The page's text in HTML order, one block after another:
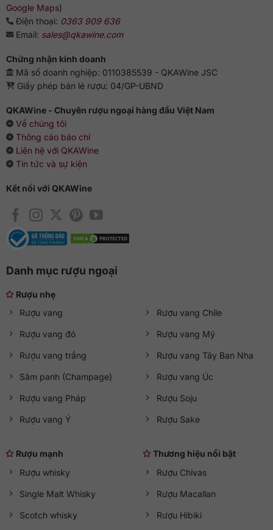
Google Maps)
Điện thoại: 0363 909 636
Email: sales@qkawine.com
Chứng nhận kinh doanh
Mã số doanh nghiệp: 0110385539 - QKAWine JSC
Giấy phép bán lẻ rượu: 04/GP-UBND
QKAWine - Chuyên rượu ngoại hàng đầu Việt Nam
Về chúng tôi
Thông cáo báo chí
Liên hệ với QKAWine
Tin tức và sự kiện
Kết nối với QKAWine
Danh mục rượu ngoại
Rượu nhẹ
Rượu vang
Rượu vang đỏ
Rượu vang trắng
Sâm panh (Champage)
Rượu vang Pháp
Rượu vang Ý
Rượu vang Chile
Rượu vang Mỹ
Rượu vang Tây Ban Nha
Rượu vang Úc
Rượu Soju
Rượu Sake
Rượu mạnh
Rượu whisky
Single Malt Whisky
Scotch whisky
Thương hiệu nổi bật
Rượu Chivas
Rượu Macallan
Rượu Hibiki